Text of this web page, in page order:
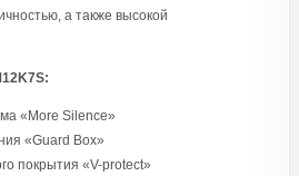
а также высокой
«More Silence»
«Guard Box»
покрытия «V-protect»